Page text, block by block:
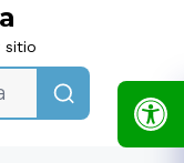
sitio